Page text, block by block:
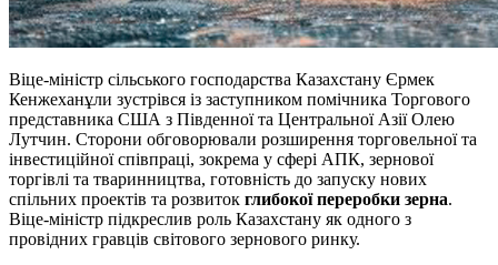
Віце-міністр сільського господарства Казахстану Єрмек
Кенжеханұли зустрівся із заступником помічника Торгового
представника США з Південної та Центральної Азії Олею
Лутчин. Сторони обговорювали розширення торговельної та
інвестиційної співпраці, зокрема у сфері АПК, зернової
торгівлі та тваринництва, готовність до запуску нових
спільних проектів та розвиток глибокої переробки зерна.
Віце-міністр підкреслив роль Казахстану як одного з
провідних гравців світового зернового ринку.